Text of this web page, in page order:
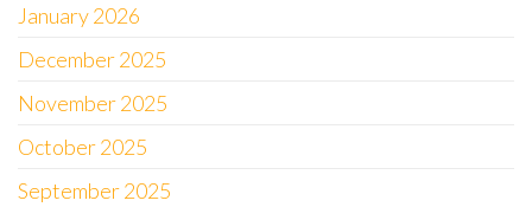
January 2026
December 2025
November 2025
October 2025
September 2025